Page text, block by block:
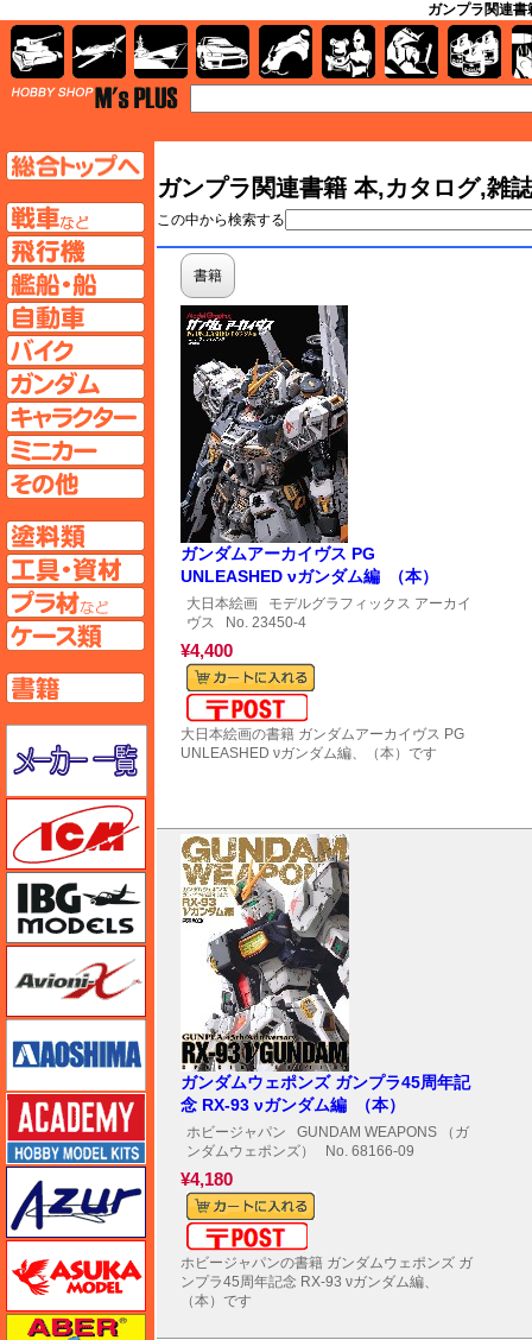
ガンプラ関連
ガンプラ関連書籍 本,カタログ,雑
この中から検索する
書籍
ガンダムアーカイヴス PG
UNLEASHED νガンダム編 （本）
大日本絵画
モデルグラフィックス アーカイ
ヴス No. 23450-4
¥4,400
大日本絵画の書籍 ガンダムアーカイヴス PG
UNLEASHED νガンダム編、（本）です
ガンダムウェポンズ ガンプラ45周年記
念 RX-93 νガンダム編 （本）
ホビージャパン
GUNDAM WEAPONS （ガ
ンダムウェポンズ）
No. 68166-09
¥4,180
ホビージャパンの書籍 ガンダムウェポンズ ガ
ンプラ45周年記念 RX-93 νガンダム編、
（本）です
AFV
飛行機ページへ
艦船ページへ
自動車ページへ
バイクページへ
ガンダムページへ
キャラクターページへ
ミニカーページへ
その他ページへ
塗料ページへ
工具ページへ
プラ材ページへ
ケースページへ
書籍ページへ
メーカー一覧のページはこちら
Avioni-X（アヴィオニクス）
アカデミー
アズール
アスカモデル
AFV 飛行機 艦船 自動車 バイク キャラクターガンダム 塗料